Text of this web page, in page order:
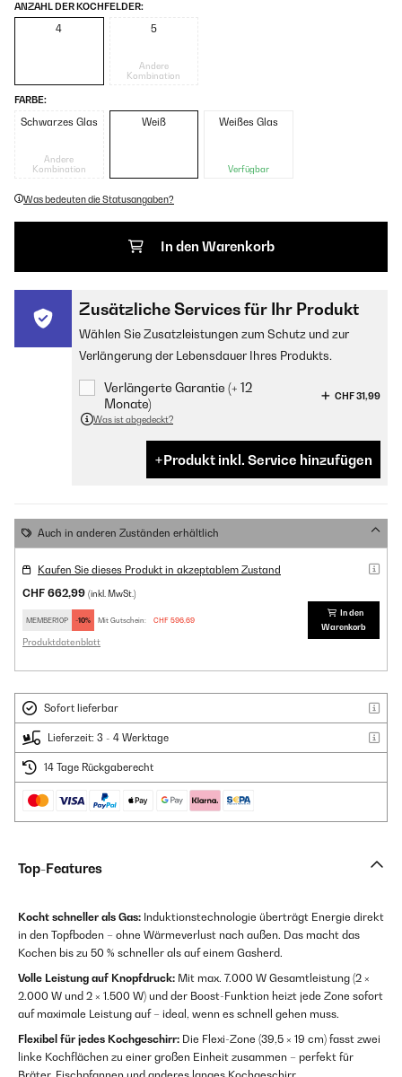
ANZAHL DER KOCHFELDER:
4 5
Andere
Kombination
FARBE:
Schwarzes Glas
Andere
Kombination
Weiß Weißes Glas
Verfügbar
Was bedeuten die Statusangaben?
In den Warenkorb
Zusätzliche Services für Ihr Produkt
Wählen Sie Zusatzleistungen zum Schutz und zur
Verlängerung der Lebensdauer Ihres Produkts.
Verlängerte Garantie (+ 12
Monate)
CHF 31,99
Was ist abgedeckt?
Produkt inkl. Service hinzufügen
Auch in anderen Zuständen erhältlich
Kaufen Sie dieses Produkt in akzeptablem Zustand
CHF 662,99 (inkl. MwSt.)
MEMBER10P -10% Mit Gutschein: CHF 596,69
Produktdatenblatt
In den
Warenkorb
Sofort lieferbar
Lieferzeit: 3 - 4 Werktage
14 Tage Rückgaberecht
Top-Features
Kocht schneller als Gas: Induktionstechnologie überträgt Energie direkt
in den Topfboden – ohne Wärmeverlust nach außen. Das macht das
Kochen bis zu 50 % schneller als auf einem Gasherd.
Volle Leistung auf Knopfdruck: Mit max. 7.000 W Gesamtleistung (2 ×
2.000 W und 2 × 1.500 W) und der Boost-Funktion heizt jede Zone sofort
auf maximale Leistung auf – ideal, wenn es schnell gehen muss.
Flexibel für jedes Kochgeschirr: Die Flexi-Zone (39,5 × 19 cm) fasst zwei
linke Kochflächen zu einer großen Einheit zusammen – perfekt für